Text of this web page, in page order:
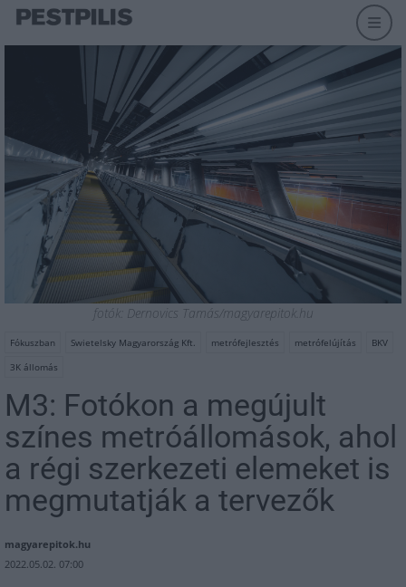
fotók: Dernovics Tamás/magyarepitok.hu
Fókuszban Swietelsky Magyarország Kft. metrófejlesztés metrófelújítás
BKV
3K állomás
M3: Fotókon a megújult
színes metróállomások, ahol
a régi szerkezeti elemeket is
megmutatják a tervezők
magyarepitok.hu
2022.05.02. 07:00